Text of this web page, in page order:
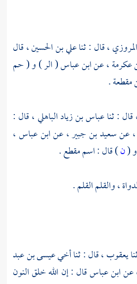
،قال : ثناعلي بن الحسين ،قال
عكرمة ،عنابن عباس( الر ) و ( حم
.
قال : ثناعباس بن زياد الباهلي ،قال :
عنسعيد بن جبير ،عنابن عباس ،
(ن) قال : اسم مقطع .
، والقلم القلم .
يعقوب ،قال : ثنا أخيعيسى بن عبد
عنابن عباسقال : إن الله خلق النون